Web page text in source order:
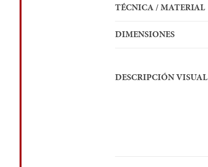
TÉCNICA / MATERIAL
DIMENSIONES
DESCRIPCIÓN VISUAL